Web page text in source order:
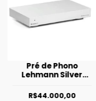
Pré de Phono
Lehmann Silver
R$44.000,00